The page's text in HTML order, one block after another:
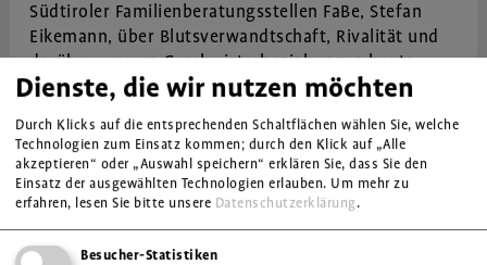
Südtiroler Familienberatungsstellen FaBe, Stefan
Eikemann, über Blutsverwandtschaft, Rivalität und
darüber, warum Geschwisterbeziehungen heute
womöglich wertvoller sind denn je.
Vielfalt
Dienste, die wir nutzen möchten
Durch Klicks auf die entsprechenden Schaltflächen wählen Sie, welche
Technologien zum Einsatz kommen; durch den Klick auf „Alle
akzeptieren“ oder „Auswahl speichern“ erklären Sie, dass Sie den
Einsatz der ausgewählten Technologien erlauben. Um mehr zu
erfahren, lesen Sie bitte unsere Datenschutzerklärung.
Besucher-Statistiken